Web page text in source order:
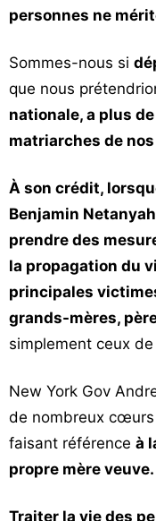
personnes ne
Sommes-nous si
que nous
nationale, a plus
matriarches de
À son crédit,
Benjamin
prendre des
la propagation du
principales
grands-mères,
simplement ceux
New York Gov
de nombreux cœurs
faisant référence à
propre mère veuve.
Traiter la vie des